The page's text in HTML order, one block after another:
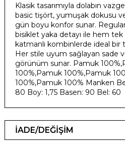
Klasik tasarımıyla dolabın
basic tişört, yumuşak dokusu
gün boyu konfor sunar. Regular
bisiklet yaka detayı ile hem tek
katmanlı kombinlerde ideal bir
Her stile uyum sağlayan sade
görünüm sunar. Pamuk
100%,Pamuk 100%,Pamuk
100%,Pamuk 100% Manken
80 Boy: 1,75 Basen: 90 Bel: 60
İADE/DEĞİŞİM